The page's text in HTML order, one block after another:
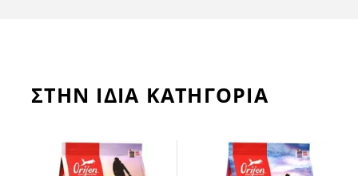
ΣΤΗΝ ΙΔΙΑ ΚΑΤΗΓΟΡΙΑ